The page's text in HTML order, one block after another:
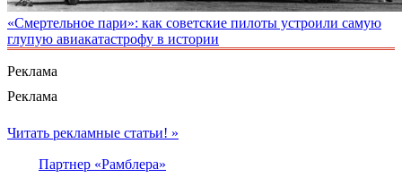
«Смертельное пари»: как советские пилоты устроили самую
глупую авиакатастрофу в истории
Реклама
Реклама
Читать рекламные статьи! »
Партнер «Рамблера»